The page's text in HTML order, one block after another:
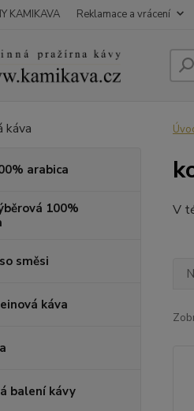
KAMIKAVA Reklamace a vrácení
káva
arabica
100%
směsi
káva
balení kávy
V